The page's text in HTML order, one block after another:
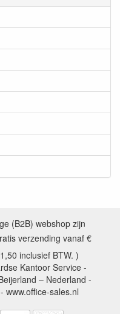
(B2B) webshop zijn
verzending vanaf €
inclusief BTW. )
Kantoor Service -
– Nederland -
www.office-sales.nl